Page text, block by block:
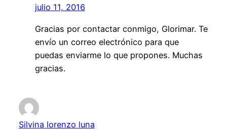
julio 11, 2016
Gracias por contactar conmigo, Glorimar. Te
envío un correo electrónico para que
puedas enviarme lo que propones. Muchas
gracias.
Silvina lorenzo luna